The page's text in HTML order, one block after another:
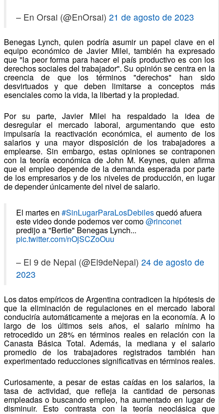
– En Orsai (@EnOrsai) 21 de agosto de 2023
Benegas Lynch, quien podría asumir un papel clave en el
equipo económico de Javier Milei, también ha expresado
que "la peor forma para hacer el país productivo es con los
derechos sociales del trabajador".Su opinión se centra en la
creencia de que los términos "derechos" han sido
desvirtuados y que deben limitarse a conceptos más
esenciales como la vida, la libertad y la propiedad.
Por su parte, Javier Milei ha respaldado la idea de
desregular el mercado laboral, argumentando que esto
impulsaría la reactivación económica, el aumento de los
salarios y una mayor disposición de los trabajadores a
emplearse. Sin embargo, estas opiniones se contraponen
con la teoría económica de John M. Keynes, quien afirma
que el empleo depende de la demanda esperada por parte
de los empresarios y de los niveles de producción, en lugar
de depender únicamente del nivel de salario.
El martes en #SinLugarParaLosDebilesquedó afuera
este video donde podemos ver como@rinconet
predijo a "Bertie" Benegas Lynch...
pic.twitter.com/nOjSCZoOuu
– El 9 de Nepal (@El9deNepal) 24 de agosto de
2023
Los datos empíricos de Argentina contradicen la hipótesis de
que la eliminación de regulaciones en el mercado laboral
conduciría automáticamente a mejoras en la economía.A lo
largo de los últimos seis años, el salario mínimo ha
retrocedido un 28% en términos reales en relación con la
Canasta Básica Total.Además, la mediana y el salario
promedio de los trabajadores registrados también han
experimentado reducciones significativas en términos reales.
Curiosamente, a pesar de estas caídas en los salarios, la
tasa de actividad, que refleja la cantidad de personas
empleadas o buscando empleo, ha aumentado en lugar de
disminuir. Esto contrasta con la teoría neoclásica que